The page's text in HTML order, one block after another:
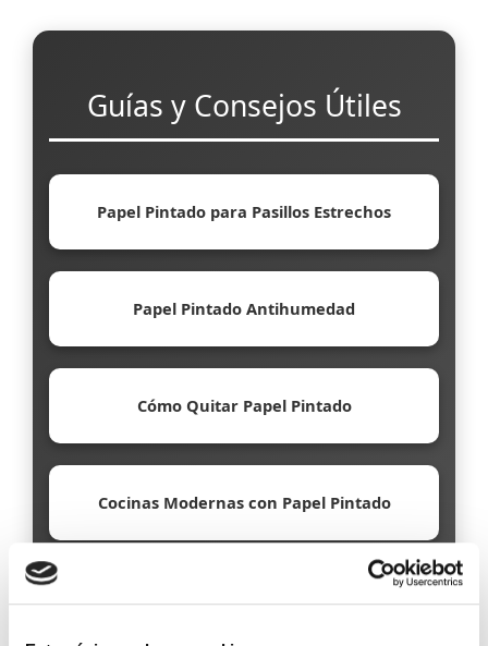
Guías y Consejos Útiles
Papel Pintado para Pasillos Estrechos
Papel Pintado Antihumedad
Cómo Quitar Papel Pintado
Cocinas Modernas con Papel Pintado
Papel Pintado Ecológico